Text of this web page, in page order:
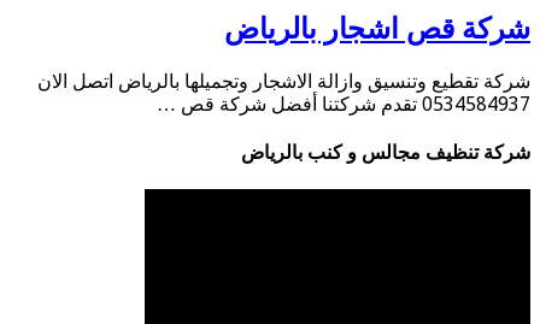
قص اشجار بالرياض
تقطيع وتنسيق وازالة الاشجار وتجميلها بالرياض اتصل الان
تقدم شركتنا أفضل شركة قص …
تنظيف مجالس و كنب بالرياض